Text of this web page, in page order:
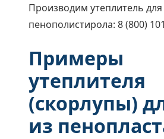
Производим утеплитель для
пенополистирола: 8 (800)
Примеры
утеплителя
(скорлупы)
из